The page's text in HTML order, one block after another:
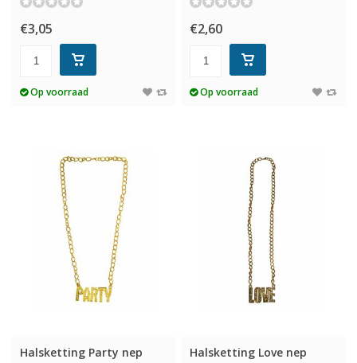
€3,05
Op voorraad
€2,60
Op voorraad
Halsketting Party nep
Halsketting Love nep